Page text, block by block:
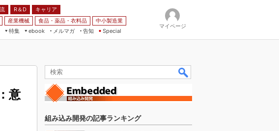
R＆D
キャリア
産業機械 食品・薬品・衣料品
中小製造業
特集
ebook
メルマガ
告知 Special
マイページ
意
組み込み開発の記事ランキング